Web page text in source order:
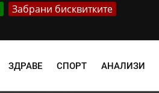
Забрани бисквитките
ЗДРАВЕ СПОРТ АНАЛИЗИ